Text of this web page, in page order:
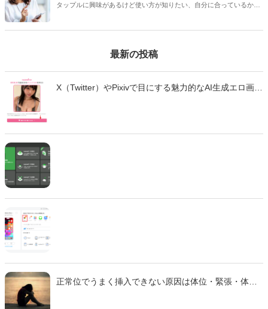
タップルに興味があるけど使い方が知りたい、自分に合っているかわ
最新の投稿
X（Twitter）やPixivで目にする魅力的なAI生成エロ画
画像やエロ動画を作成できる厳選ツール10選と、実際
正常位でうまく挿入できない原因は体位・緊張・体質